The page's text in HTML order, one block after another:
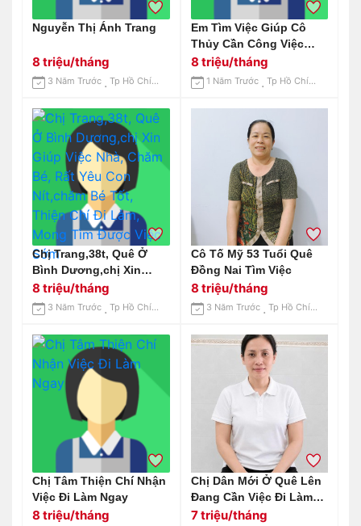
Nguyễn Thị Ánh Trang
8 triệu/tháng
3 Năm Trước Tp Hồ Chí Minh
Em Tìm Việc Giúp Cô
Thủy Cần Công Việc
Giúp Việc Nhà
8 triệu/tháng
1 Năm Trước Tp Hồ Chí Minh
Chị Trang,38t, Quê Ở
Bình Dương,chị Xin
Giúp Việc Nhà, Chăm Bé,
Rất Yêu Con Nít,chăm
Bé Tốt, Thiện Chí Đi
Làm, Mong Tìm Được
Việc Sớm
8 triệu/tháng
3 Năm Trước Tp Hồ Chí Minh
Cô Tố Mỹ 53 Tuổi Quê
Đồng Nai Tìm Việc
8 triệu/tháng
3 Năm Trước Tp Hồ Chí Minh
Chị Tâm Thiện Chí Nhận
Việc Đi Làm Ngay
8 triệu/tháng
Chị Dân Mới Ở Quê Lên
Đang Cần Việc Đi Làm
Liền Ạ
7 triệu/tháng